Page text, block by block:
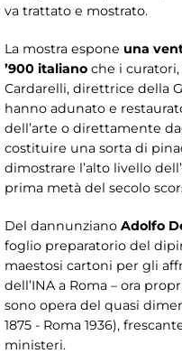
va trattato e mostrato.
La mostra espone una
’900 italiano che i
Cardarelli, direttrice della
hanno adunato e
dell’arte o direttamente
costituire una sorta di
dimostrare l’alto livello
prima metà del secolo
Del dannunziano Adolfo
foglio preparatorio del
maestosi cartoni per gli
dell’INA a Roma – ora
sono opera del quasi
1875 - Roma 1936),
ministeri.